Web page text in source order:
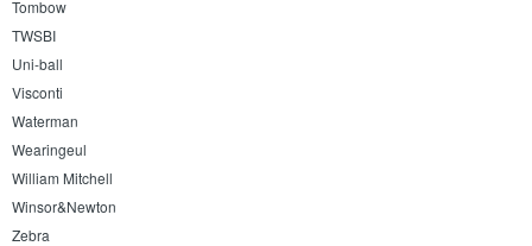
Tombow
TWSBI
Uni-ball
Visconti
Waterman
Wearingeul
William Mitchell
Winsor&Newton
Zebra